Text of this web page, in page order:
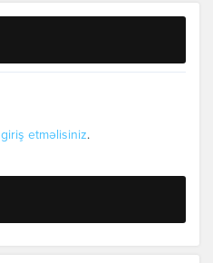
giriş etməlisiniz.